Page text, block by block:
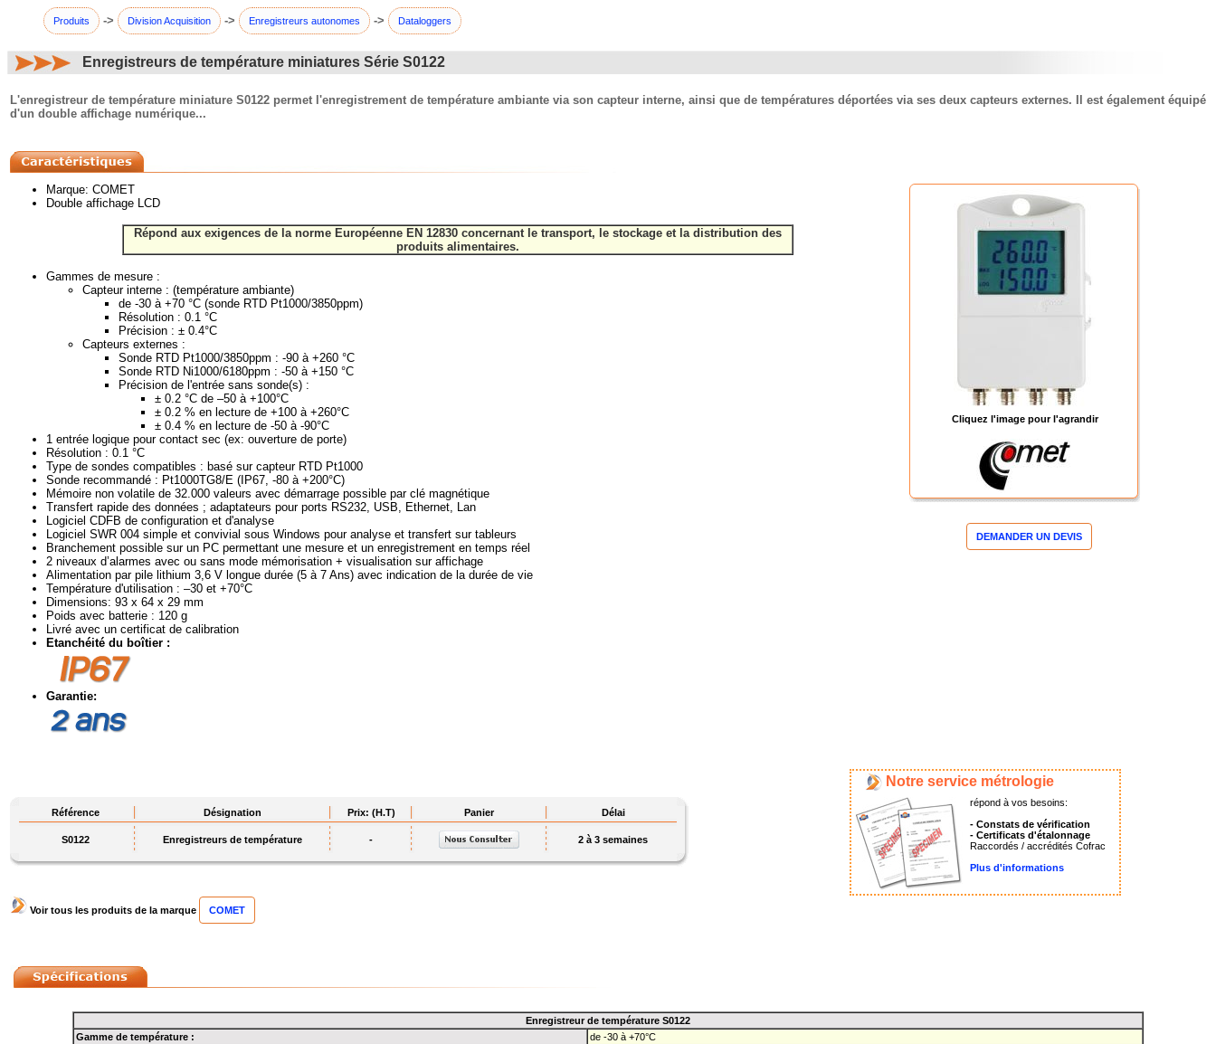
Produits -> Division Acquisition -> Enregistreurs autonomes -> Dataloggers
Enregistreurs de température miniatures Série S0122
L'enregistreur de température miniature S0122 permet l'enregistrement de température ambiante via son capteur interne, ainsi que de températures déportées via ses deux capteurs externes. Il est également équipé
d'un double affichage numérique...
Cliquez l'image pour l'agrandir
DEMANDER UN DEVIS
Marque: COMET
Double affichage LCD
Répond aux exigences de la norme Européenne EN 12830 concernant le transport, le stockage et la distribution des
produits alimentaires.
Gammes de mesure :
Capteur interne : (température ambiante)
de -30 à +70 °C (sonde RTD Pt1000/3850ppm)
Résolution : 0.1 °C
Précision : ± 0.4°C
Capteurs externes :
Sonde RTD Pt1000/3850ppm : -90 à +260 °C
Sonde RTD Ni1000/6180ppm : -50 à +150 °C
Précision de l'entrée sans sonde(s) :
± 0.2 °C de –50 à +100°C
± 0.2 % en lecture de +100 à +260°C
± 0.4 % en lecture de -50 à -90°C
1 entrée logique pour contact sec (ex: ouverture de porte)
Résolution : 0.1 °C
Type de sondes compatibles : basé sur capteur RTD Pt1000
Sonde recommandé : Pt1000TG8/E (IP67, -80 à +200°C)
Mémoire non volatile de 32.000 valeurs avec démarrage possible par clé magnétique
Transfert rapide des données ; adaptateurs pour ports RS232, USB, Ethernet, Lan
Logiciel CDFB de configuration et d'analyse
Logiciel SWR 004 simple et convivial sous Windows pour analyse et transfert sur tableurs
Branchement possible sur un PC permettant une mesure et un enregistrement en temps réel
2 niveaux d’alarmes avec ou sans mode mémorisation + visualisation sur affichage
Alimentation par pile lithium 3,6 V longue durée (5 à 7 Ans) avec indication de la durée de vie
Température d'utilisation : –30 et +70°C
Dimensions: 93 x 64 x 29 mm
Poids avec batterie : 120 g
Livré avec un certificat de calibration
Etanchéité du boîtier :
Garantie:
Notre service métrologie
répond à vos besoins:
- Constats de vérification
- Certificats d'étalonnage
Raccordés / accrédités Cofrac
Plus d'informations
Référence Désignation Prix: (H.T) Panier Délai
S0122 Enregistreurs de température - 2 à 3 semaines
Voir tous les produits de la marque COMET
Enregistreur de température S0122
Gamme de température :
de -30 à +70°C